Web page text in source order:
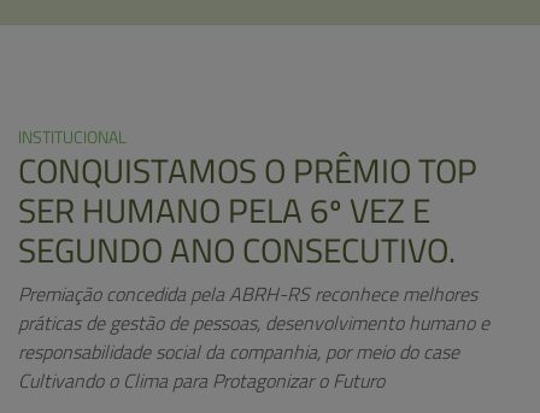
INSTITUCIONAL
CONQUISTAMOS O PRÊMIO TOP
SER HUMANO PELA 6º VEZ E
SEGUNDO ANO CONSECUTIVO.
Premiação concedida pela ABRH-RS reconhece melhores
práticas de gestão de pessoas, desenvolvimento humano e
responsabilidade social da companhia, por meio do case
Cultivando o Clima para Protagonizar o Futuro